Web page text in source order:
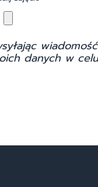
danych w